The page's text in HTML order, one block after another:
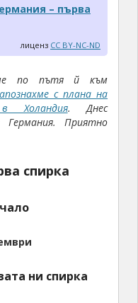
– първа
лиценз CC BY-NC-ND
по пътя й към
с плана на
Холандия. Днес
Приятно
спирка
ни спирка